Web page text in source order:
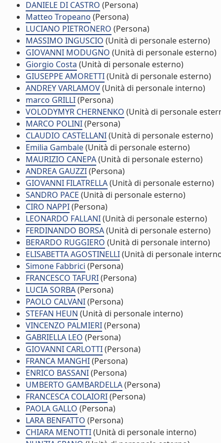
DANIELE DI CASTRO (Persona)
Matteo Tropeano (Persona)
LUCIANO PIETRONERO (Persona)
MASSIMO INGUSCIO (Unità di personale esterno)
GIOVANNI MODUGNO (Unità di personale esterno)
Giorgio Costa (Unità di personale esterno)
GIUSEPPE AMORETTI(Unità di personale esterno)
ANDREY VARLAMOV(Unità di personale interno)
marco GRILLI(Persona)
VOLODYMYR CHERNENKO (Unità di personale
MARCO POLINI(Persona)
CLAUDIO CASTELLANI(Unità di personale esterno)
Emilia Gambale(Unità di personale esterno)
MAURIZIO CANEPA(Unità di personale esterno)
ANDREA GAUZZI(Persona)
GIOVANNI FILATRELLA(Unità di personale esterno)
SANDRO PACE (Unità di personale esterno)
CIRO NAPPI(Persona)
LEONARDO FALLANI(Unità di personale esterno)
FERDINANDO BORSA(Unità di personale esterno)
BERARDO RUGGIERO (Unità di personale interno)
ELISABETTA AGOSTINELLI(Unità di personale
Simone Fabbrici (Persona)
FRANCESCO TAFURI(Persona)
LUCIA SORBA(Persona)
PAOLO CALVANI(Persona)
STEFAN HEUN (Unità di personale interno)
VINCENZO PALMIERI(Persona)
GABRIELLA LEO (Persona)
GIOVANNI CARLOTTI(Persona)
FRANCA MANGHI(Persona)
ENRICO BASSANI(Persona)
UMBERTO GAMBARDELLA(Persona)
FRANCESCA COLAIORI(Persona)
PAOLA GALLO (Persona)
LARA BENFATTO (Persona)
CHIARA MENOTTI(Unità di personale interno)